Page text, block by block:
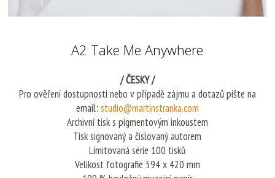
A2 Take Me Anywhere
/ ČESKY /
Pro ověření dostupnosti nebo v případě zájmu a dotazů pište na
email: studio@martinstranka.com
Archivní tisk s pigmentovým inkoustem
Tisk signovaný a číslovaný autorem
Limitovaná série 100 tisků
Velikost fotografie 594 x 420 mm